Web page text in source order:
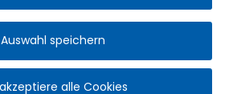
Auswahl speichern
alle Cookies